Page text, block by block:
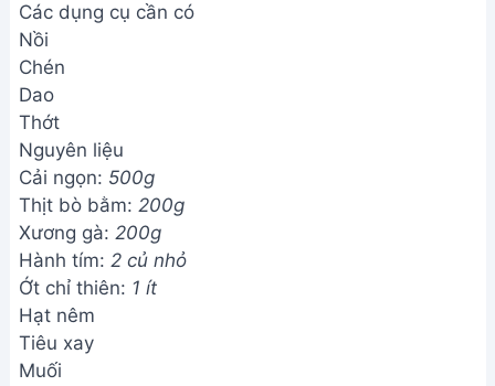
Các dụng cụ cần có
Nồi
Chén
Dao
Thớt
Nguyên liệu
Cải ngọn: 500g
Thịt bò bằm: 200g
Xương gà: 200g
Hành tím: 2 củ nhỏ
Ớt chỉ thiên: 1 ít
Hạt nêm
Tiêu xay
Muối